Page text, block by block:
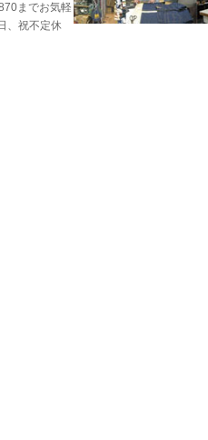
までお気軽
、祝不定休